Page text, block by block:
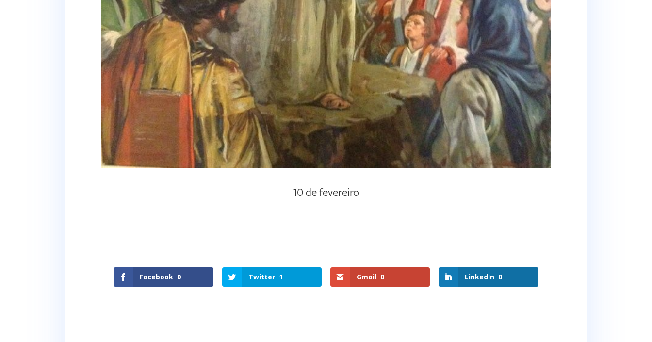
10 de fevereiro
Facebook 0 Twitter 1 Gmail 0 LinkedIn 0